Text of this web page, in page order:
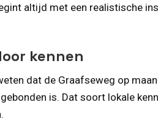
altijd met een realistische
kennen
dat de Graafseweg op
is. Dat soort lokale